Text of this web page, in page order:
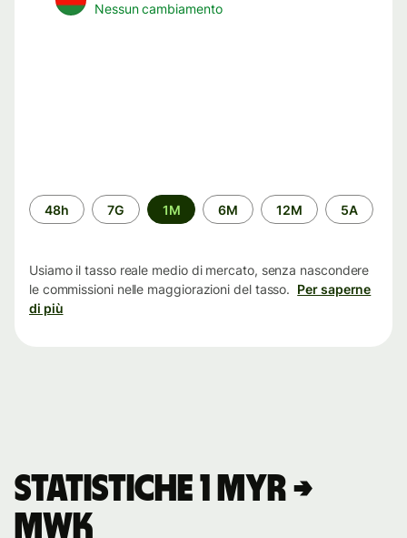
Nessun cambiamento
Periodo
di
48h 7G 1M 6M 12M 5A
Usiamo il tasso reale medio di mercato, senza nascondere
le commissioni nelle maggiorazioni del tasso. Per saperne
di più
Statistiche 1 MYR →
MWK